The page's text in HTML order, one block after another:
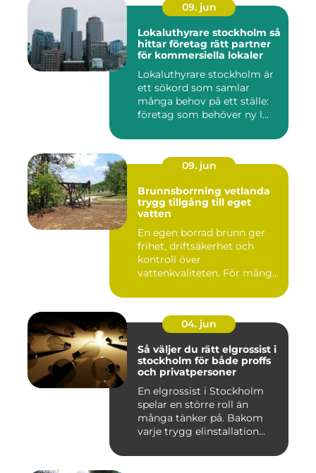
09. jun
Lokaluthyrare stockholm så
hittar företag rätt partner
för kommersiella lokaler
Lokaluthyrare stockholm är
ett sökord som samlar
många behov på ett ställe:
företag som behöver ny l...
09. jun
Brunnsborrning vetlanda
trygg tillgång till eget
vatten
En egen borrad brunn ger
frihet, driftsäkerhet och
kontroll över
vattenkvaliteten. För många
04. jun
Så väljer du rätt elgrossist i
stockholm för både proffs
och privatpersoner
En elgrossist i Stockholm
spelar en större roll än
många tänker på. Bakom
varje trygg elinstallation...